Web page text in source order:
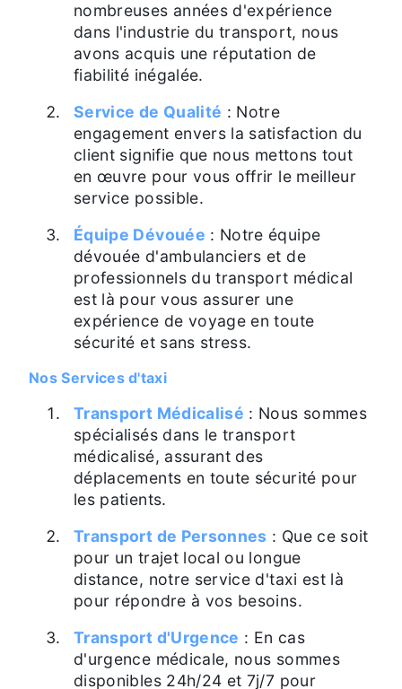
nombreuses années d'expérience
dans l'industrie du transport, nous
avons acquis une réputation de
fiabilité inégalée.
Service de Qualité : Notre
engagement envers la satisfaction du
client signifie que nous mettons tout
en œuvre pour vous offrir le meilleur
service possible.
Équipe Dévouée : Notre équipe
dévouée d'ambulanciers et de
professionnels du transport médical
est là pour vous assurer une
expérience de voyage en toute
sécurité et sans stress.
Nos Services d'taxi
Transport Médicalisé : Nous sommes
spécialisés dans le transport
médicalisé, assurant des
déplacements en toute sécurité pour
les patients.
Transport de Personnes : Que ce soit
pour un trajet local ou longue
distance, notre service d'taxi est là
pour répondre à vos besoins.
Transport d'Urgence : En cas
d'urgence médicale, nous sommes
disponibles 24h/24 et 7j/7 pour